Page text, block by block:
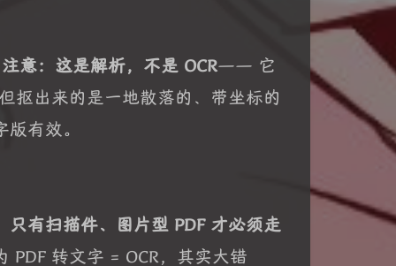
注意：这是解析，不是 OCR—— 它
抠出来的是一地散落的、带坐标的
有效。
只有扫描件、图片型 PDF 才必须走
转文字 = OCR，其实大错